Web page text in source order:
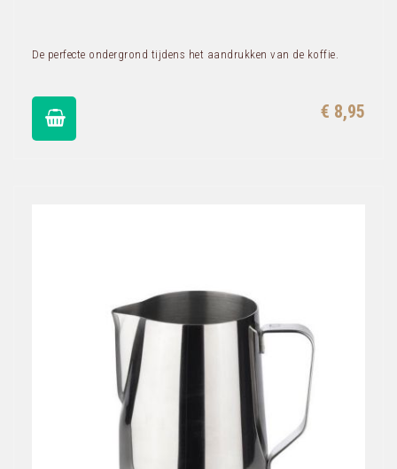
De perfecte ondergrond tijdens het aandrukken van de koffie.
€ 8,95